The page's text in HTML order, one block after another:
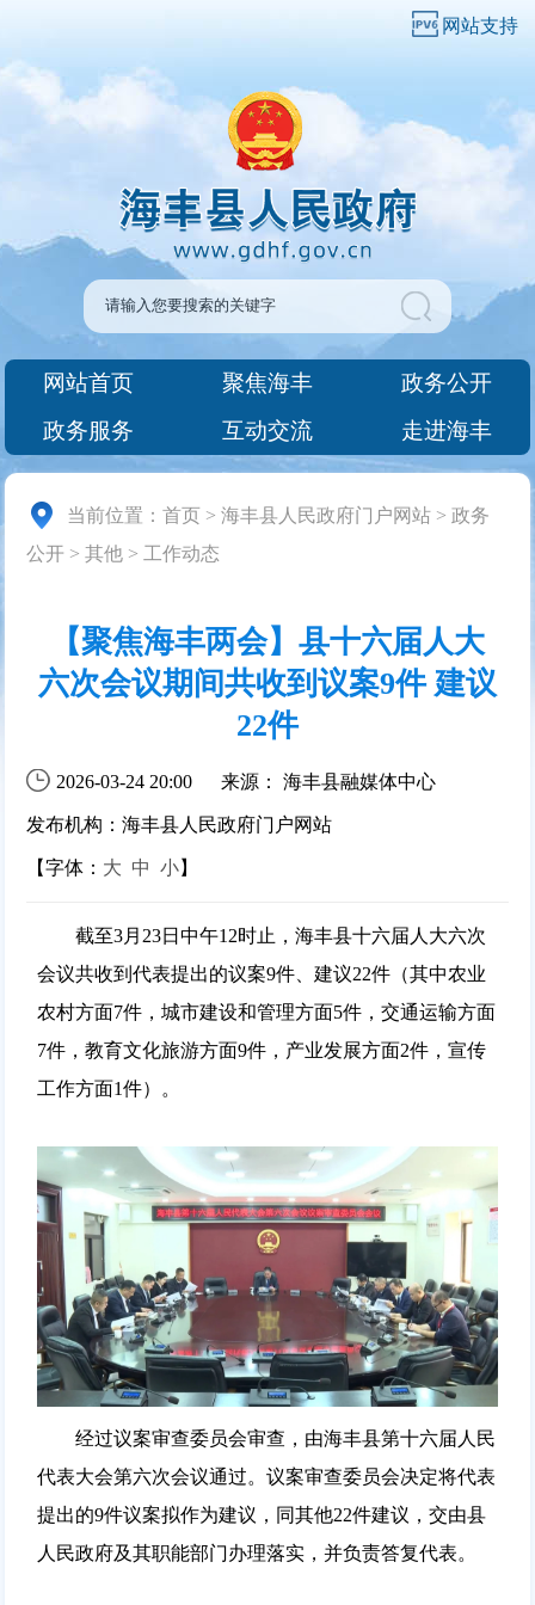
网站支持
网站首页 聚焦海丰
政务公开
政务服务
互动交流 走进海丰
当前位置：首页 >海丰县人民政府门户网站 >政务
公开 >其他 > 工作动态
【聚焦海丰两会】县十六届人大
六次会议期间共收到议案9件 建议
22件
2026-03-24 20:00 来源： 海丰县融媒体中心
发布机构：海丰县人民政府门户网站
【字体： 大 中 小】
截至3月23日中午12时止，海丰县十六届人大六次
会议共收到代表提出的议案9件、建议22件（其中农业
农村方面7件，城市建设和管理方面5件，交通运输方面
7件，教育文化旅游方面9件，产业发展方面2件，宣传
工作方面1件）。
经过议案审查委员会审查，由海丰县第十六届人民
代表大会第六次会议通过。议案审查委员会决定将代表
提出的9件议案拟作为建议，同其他22件建议，交由县
人民政府及其职能部门办理落实，并负责答复代表。